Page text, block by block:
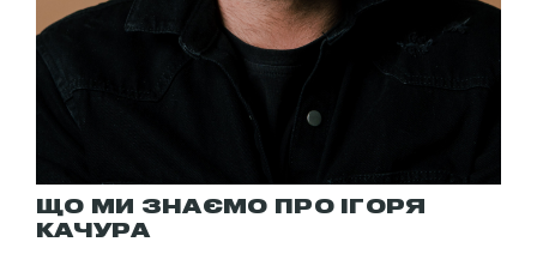
ЩО МИ ЗНАЄМО ПРО ІГОРЯ
КАЧУРА